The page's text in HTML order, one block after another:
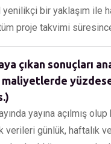
bir yaklaşım ile
proje takvimi
çıkan sonuçları
maliyetlerde
yayına açılmış
günlük, haftalık